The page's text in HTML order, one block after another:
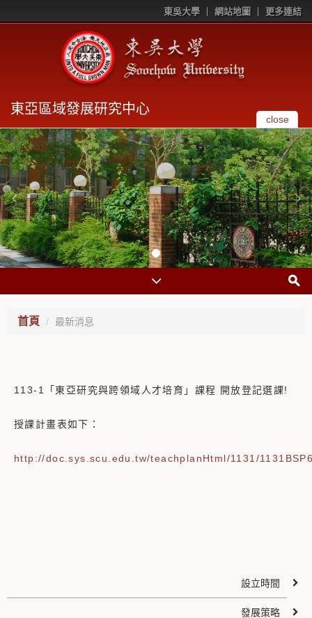
東吳大學 網站地圖 更多連結
東亞區域發展研究中心
close
首頁 最新消息
113-1「東亞研究與跨領域人才培育」課程 開放登記選課!
授課計畫表如下：
http://doc.sys.scu.edu.tw/teachplanHtml/1131/
設立時間
發展策略